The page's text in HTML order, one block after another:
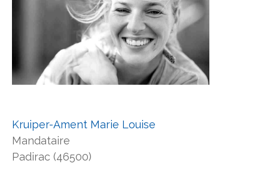
Kruiper-Ament Marie Louise
Mandataire
Padirac (46500)